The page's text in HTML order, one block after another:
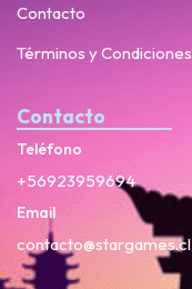
Contacto
Términos y Condiciones
Contacto
Teléfono
+56923959694
Email
contacto@stargames.cl